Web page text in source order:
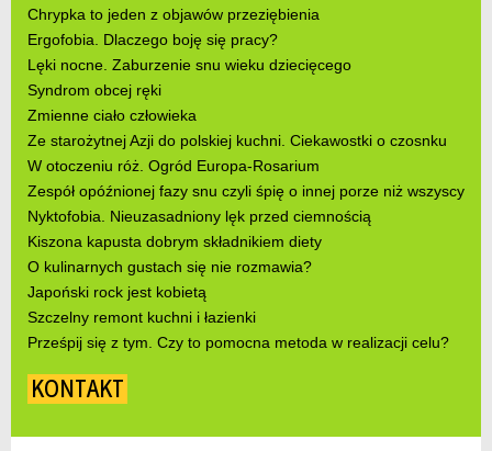
Chrypka to jeden z objawów przeziębienia
Ergofobia. Dlaczego boję się pracy?
Lęki nocne. Zaburzenie snu wieku dziecięcego
Syndrom obcej ręki
Zmienne ciało człowieka
Ze starożytnej Azji do polskiej kuchni. Ciekawostki o czosnku
W otoczeniu róż. Ogród Europa-Rosarium
Zespół opóźnionej fazy snu czyli śpię o innej porze niż wszyscy
Nyktofobia. Nieuzasadniony lęk przed ciemnością
Kiszona kapusta dobrym składnikiem diety
O kulinarnych gustach się nie rozmawia?
Japoński rock jest kobietą
Szczelny remont kuchni i łazienki
Prześpij się z tym. Czy to pomocna metoda w realizacji celu?
KONTAKT